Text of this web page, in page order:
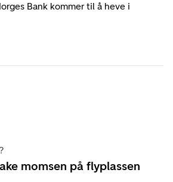
Bank kommer til å heve i
momsen på flyplassen